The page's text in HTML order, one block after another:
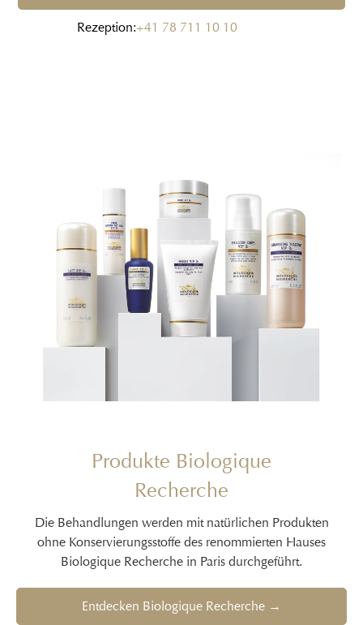
Rezeption:+41 78 711 10 10
Produkte Biologique
Recherche
Die Behandlungen werden mit natürlichen Produkten
ohne Konservierungsstoffe des renommierten Hauses
Biologique Recherche in Paris durchgeführt.
Entdecken Biologique Recherche →